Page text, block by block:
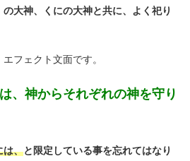
大神、くにの大神と共に、よく祀り
フェクト文面です。
、神からそれぞれの神を守り
は、と限定している事を忘れてはなり